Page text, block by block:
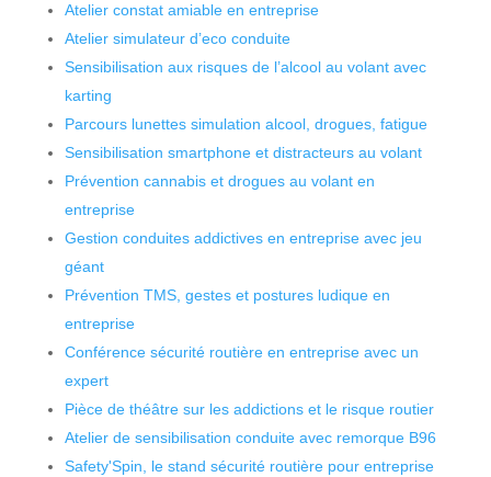
Atelier constat amiable en entreprise
Atelier simulateur d’eco conduite
Sensibilisation aux risques de l’alcool au volant avec
karting
Parcours lunettes simulation alcool, drogues, fatigue
Sensibilisation smartphone et distracteurs au volant
Prévention cannabis et drogues au volant en
entreprise
Gestion conduites addictives en entreprise avec jeu
géant
Prévention TMS, gestes et postures ludique en
entreprise
Conférence sécurité routière en entreprise avec un
expert
Pièce de théâtre sur les addictions et le risque routier
Atelier de sensibilisation conduite avec remorque B96
Safety'Spin, le stand sécurité routière pour entreprise